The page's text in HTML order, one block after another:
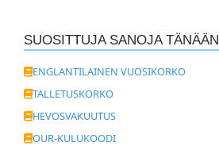
SUOSITTUJA SANOJA TÄNÄÄN
ENGLANTILAINEN VUOSIKORKO
TALLETUSKORKO
HEVOSVAKUUTUS
OUR-KULUKOODI